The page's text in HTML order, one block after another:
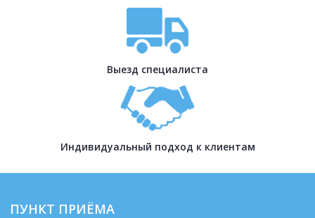
Выезд специалиста
Индивидуальный подход к клиентам
ПУНКТ ПРИЁМА